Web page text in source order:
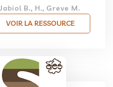
B., H., Greve M.
VOIR LA RESSOURCE